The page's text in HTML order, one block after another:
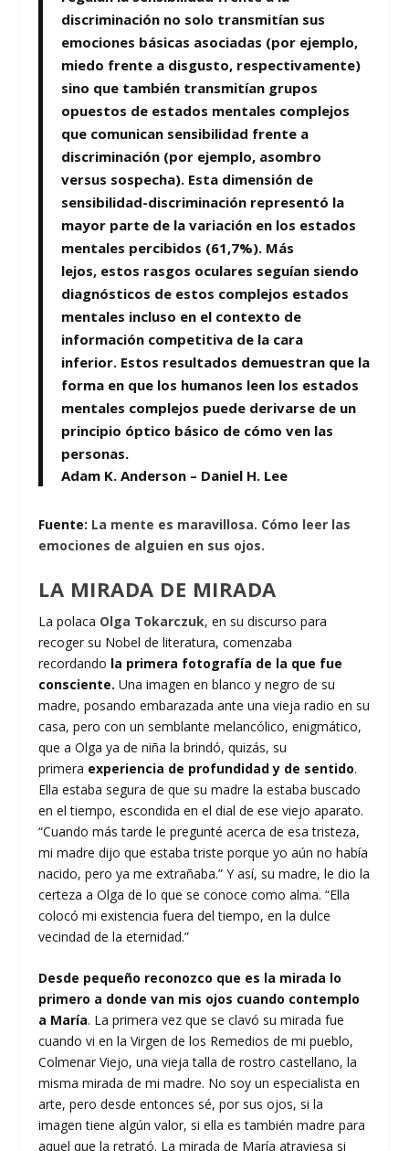
discriminación no solo transmitían sus
emociones básicas asociadas (por ejemplo,
miedo frente a disgusto, respectivamente)
sino que también transmitían grupos
opuestos de estados mentales complejos
que comunican sensibilidad frente a
discriminación (por ejemplo, asombro
versus sospecha). Esta dimensión de
sensibilidad-discriminación representó la
mayor parte de la variación en los estados
mentales percibidos (61,7%). Más
lejos, estos rasgos oculares seguían siendo
diagnósticos de estos complejos estados
mentales incluso en el contexto de
información competitiva de la cara
inferior. Estos resultados demuestran que la
forma en que los humanos leen los estados
mentales complejos puede derivarse de un
principio óptico básico de cómo ven las
personas.
Adam K. Anderson – Daniel H. Lee
Fuente: La mente es maravillosa. Cómo leer las
emociones de alguien en sus ojos.
LA MIRADA DE MIRADA
La polaca Olga Tokarczuk, en su discurso para
recoger su Nobel de literatura, comenzaba
recordando la primera fotografía de la que fue
consciente. Una imagen en blanco y negro de su
madre, posando embarazada ante una vieja radio en su
casa, pero con un semblante melancólico, enigmático,
que a Olga ya de niña la brindó, quizás, su
primera experiencia de profundidad y de sentido.
Ella estaba segura de que su madre la estaba buscado
en el tiempo, escondida en el dial de ese viejo aparato.
“Cuando más tarde le pregunté acerca de esa tristeza,
mi madre dijo que estaba triste porque yo aún no había
nacido, pero ya me extrañaba.” Y así, su madre, le dio la
certeza a Olga de lo que se conoce como alma. “Ella
colocó mi existencia fuera del tiempo, en la dulce
vecindad de la eternidad.”
Desde pequeño reconozco que es la mirada lo
primero a donde van mis ojos cuando contemplo
a María. La primera vez que se clavó su mirada fue
cuando vi en la Virgen de los Remedios de mi pueblo,
Colmenar Viejo, una vieja talla de rostro castellano, la
misma mirada de mi madre. No soy un especialista en
arte, pero desde entonces sé, por sus ojos, si la
imagen tiene algún valor, si ella es también madre para
aquel que la retrató. La mirada de María atraviesa si